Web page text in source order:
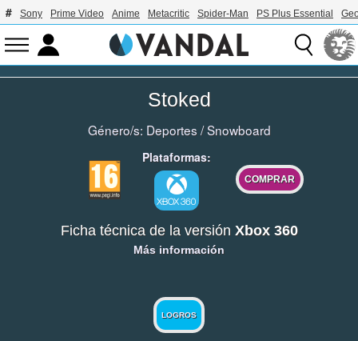
Sony Prime Video Anime Metacritic Spider-Man PS Plus Essential
Stoked
Género/s: Deportes/Snowboard
Plataformas:
COMPRAR
Ficha técnica de la versión Xbox 360
Más información
LOGROS